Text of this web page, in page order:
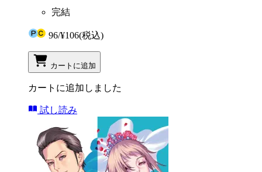
完結
96/¥106(税込)
カートに追加
カートに追加しました
試し読み